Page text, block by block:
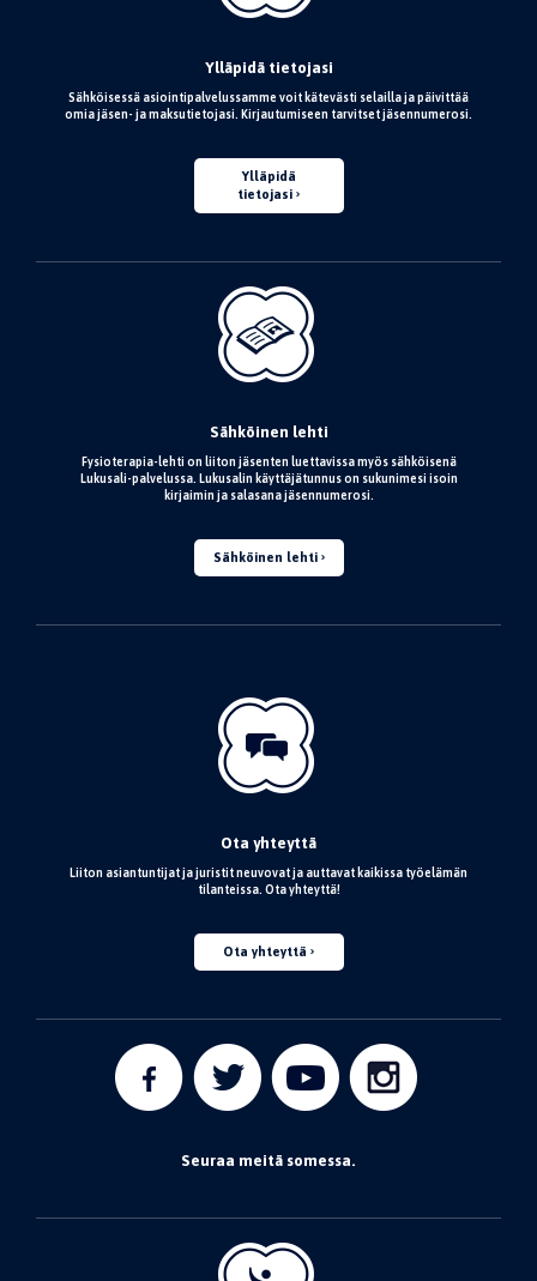
Ylläpidä tietojasi
Sähköisessä asiointipalvelussamme voit kätevästi selailla ja päivittää
omia jäsen- ja maksutietojasi. Kirjautumiseen tarvitset jäsennumerosi.
Ylläpidä
tietojasi
Sähköinen lehti
Fysioterapia-lehti on liiton jäsenten luettavissa myös sähköisenä
Lukusali-palvelussa. Lukusalin käyttäjätunnus on sukunimesi isoin
kirjaimin ja salasana jäsennumerosi.
Sähköinen lehti
Ota yhteyttä
Liiton asiantuntijat ja juristit neuvovat ja auttavat kaikissa työelämän
tilanteissa. Ota yhteyttä!
Ota yhteyttä
Seuraa meitä somessa.